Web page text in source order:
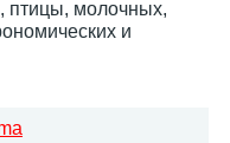
птицы, молочных,
и